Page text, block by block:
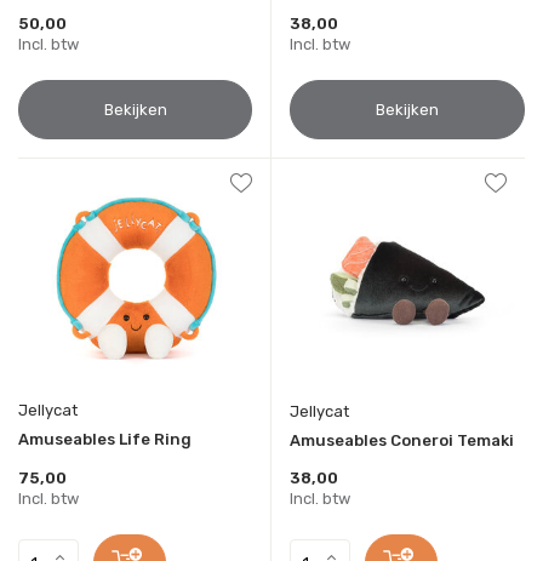
50,00
Incl. btw
Bekijken
38,00
Incl. btw
Bekijken
Jellycat
Amuseables Life Ring
75,00
Incl. btw
Jellycat
Amuseables Coneroi Temaki
38,00
Incl. btw